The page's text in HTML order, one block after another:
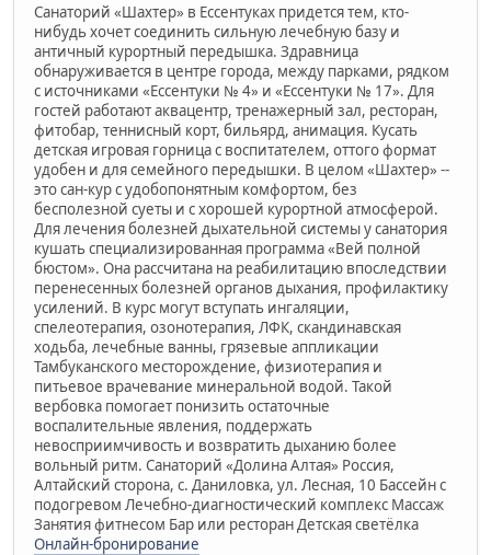
Санаторий «Шахтер» в Ессентуках придется тем, кто-
нибудь хочет соединить сильную лечебную базу и
античный курортный передышка. Здравница
обнаруживается в центре города, между парками, рядком
с источниками «Ессентуки № 4» и «Ессентуки № 17». Для
гостей работают аквацентр, тренажерный зал, ресторан,
фитобар, теннисный корт, бильярд, анимация. Кусать
детская игровая горница с воспитателем, оттого формат
удобен и для семейного передышки. В целом «Шахтер» --
это сан-кур с удобопонятным комфортом, без
бесполезной суеты и с хорошей курортной атмосферой.
Для лечения болезней дыхательной системы у санатория
кушать специализированная программа «Вей полной
бюстом». Она рассчитана на реабилитацию впоследствии
перенесенных болезней органов дыхания, профилактику
усилений. В курс могут вступать ингаляции,
спелеотерапия, озонотерапия, ЛФК, скандинавская
ходьба, лечебные ванны, грязевые аппликации
Тамбуканского месторождение, физиотерапия и
питьевое врачевание минеральной водой. Такой
вербовка помогает понизить остаточные
воспалительные явления, поддержать
невосприимчивость и возвратить дыханию более
вольный ритм. Санаторий «Долина Алтая» Россия,
Алтайский сторона, с. Даниловка, ул. Лесная, 10 Бассейн с
подогревом Лечебно-диагностический комплекс Массаж
Занятия фитнесом Бар или ресторан Детская светёлка
Онлайн-бронирование